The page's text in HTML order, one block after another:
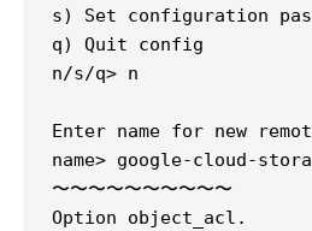
s) Set configuration
q) Quit config
n/s/q> n
Enter name for new
name> google-cloud-
〜〜〜〜〜〜〜〜〜〜
Option object_acl.